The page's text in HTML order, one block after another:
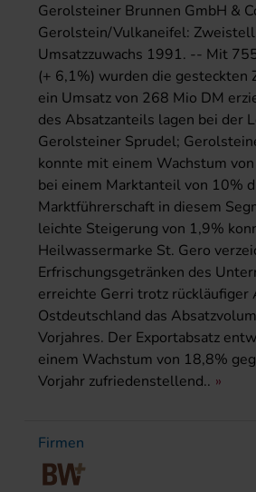
Gerolsteiner Brunnen GmbH &
Gerolstein/Vulkaneifel:
Umsatzzuwachs 1991. -- Mit
(+ 6,1%) wurden die gesteckten
ein Umsatz von 268 Mio DM
des Absatzanteils lagen bei der
Gerolsteiner Sprudel;
konnte mit einem Wachstum
bei einem Marktanteil von 10%
Marktführerschaft in diesem
leichte Steigerung von 1,9%
Heilwassermarke St. Gero
Erfrischungsgetränken des
erreichte Gerri trotz rückläufiger
Ostdeutschland das
Vorjahres. Der Exportabsatz
einem Wachstum von 18,8%
Vorjahr zufriedenstellend..
Firmen